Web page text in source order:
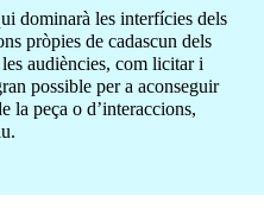
dominarà les interfícies dels
pròpies de cadascun dels
audiències, com licitar i
possible per a aconseguir
la peça o d’interaccions,